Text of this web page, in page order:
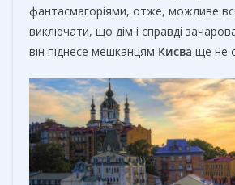
фантасмагоріями, отже, можливе
виключати, що дім і справді
він піднесе мешканцям Києва ще не